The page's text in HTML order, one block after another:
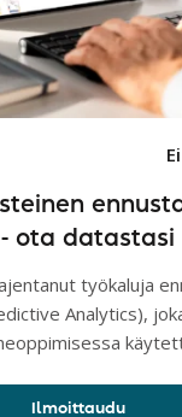
ota datastasi
työkaluja
Analytics),
Ilmoittaudu